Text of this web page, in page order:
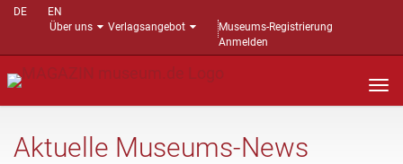
DE
EN
Über uns
Verlagsangebot
Museums-Registrierung
Anmelden
Aktuelle Museums-News